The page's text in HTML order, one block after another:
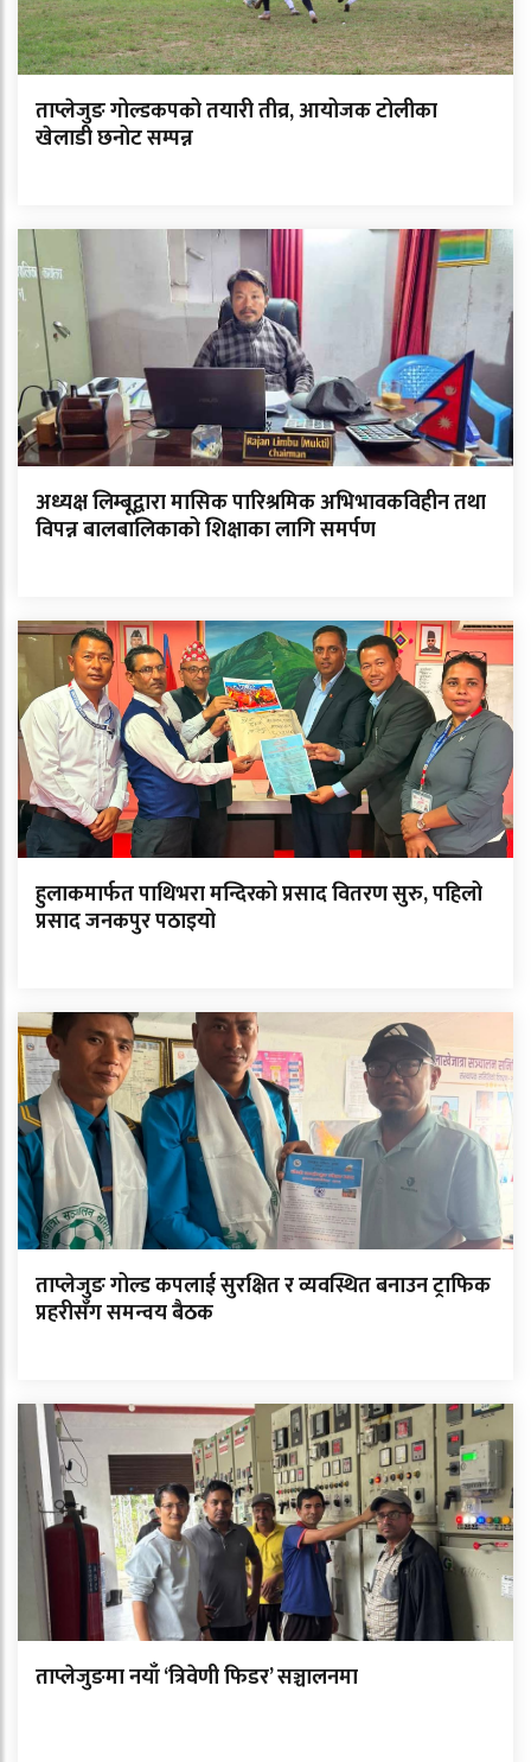
ताप्लेजुङ गोल्डकपको तयारी तीव्र, आयोजक टोलीका
खेलाडी छनोट सम्पन्न
अध्यक्ष लिम्बूद्वारा मासिक पारिश्रमिक अभिभावकविहीन तथा
विपन्न बालबालिकाको शिक्षाका लागि समर्पण
हुलाकमार्फत पाथिभरा मन्दिरको प्रसाद वितरण सुरु, पहिलो
प्रसाद जनकपुर पठाइयो
ताप्लेजुङ गोल्ड कपलाई सुरक्षित र व्यवस्थित बनाउन ट्राफिक
प्रहरीसँग समन्वय बैठक
ताप्लेजुङमा नयाँ ‘त्रिवेणी फिडर’ सञ्चालनमा